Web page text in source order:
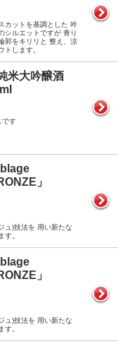
カットを基調とした 吟
シルエットですが 青り
郭をキリリと 整え、涼
トします。
米大吟醸酒
です
」
ュ)技法を 用い新たな
す。
」
ュ)技法を 用い新たな
す。